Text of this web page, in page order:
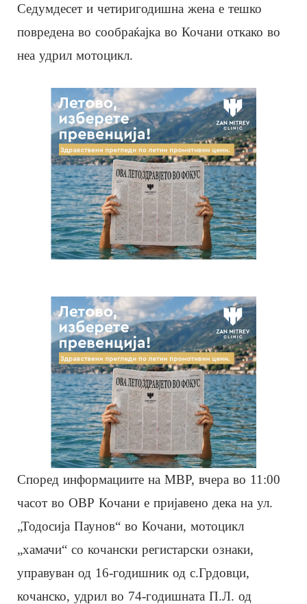
Седумдесет и четиригодишна жена е тешко
повредена во сообраќајка во Кочани откако во
неа удрил мотоцикл.
Според информациите на МВР, вчера во 11:00
часот во ОВР Кочани е пријавено дека на ул.
„Тодосија Паунов“ во Кочани, мотоцикл
„хамачи“ со кочански регистарски ознаки,
управуван од 16-годишник од с.Грдовци,
кочанско, удрил во 74-годишната П.Л. од